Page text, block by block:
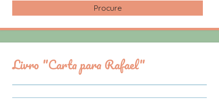
Livro "Carta para Rafael"